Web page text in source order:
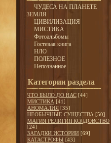
ЧУДЕСА НА ПЛАНЕТЕ
ЗЕМЛЯ
ЦИВИЛИЗАЦИЯ
МИСТИКА
Фотоальбомы
Гостевая книга
НЛО
ПОЛЕЗНОЕ
Непознанное
Категории раздела
ЧТО БЫЛО ДО НАС [44]
МИСТИКА [41]
АНОМАЛИЯ [35]
НЕОБЫЧНЫЕ СУЩЕСТВА [50]
МАГИЯ РЕЛИГИЯ КОЛДОВСТВО
[24]
ЗАГАДКИ ИСТОРИИ [69]
КАТАСТРОФЫ [43]